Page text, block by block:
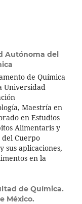
Autónoma del
de Química
Universidad
Maestría en
en Estudios
Alimentaris y
del Cuerpo
sus aplicaciones,
en la
de Química.
México.